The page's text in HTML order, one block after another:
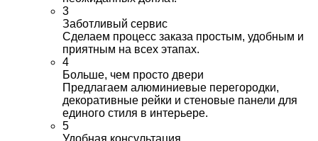
3
Заботливый сервис
Сделаем процесс заказа простым, удобным и
приятным на всех этапах.
4
Больше, чем просто двери
Предлагаем алюминиевые перегородки,
декоративные рейки и стеновые панели для
единого стиля в интерьере.
5